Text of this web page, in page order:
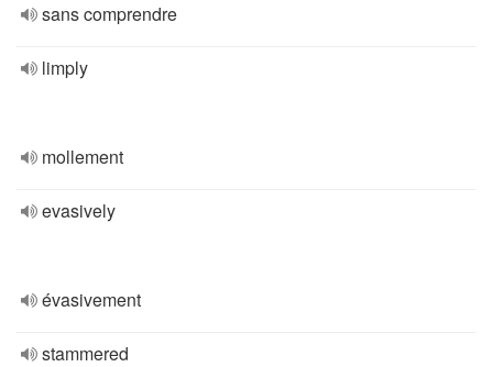
sans comprendre
limply
mollement
evasively
évasivement
stammered